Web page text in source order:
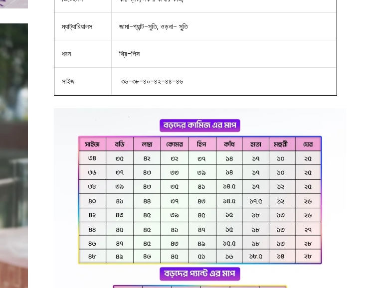
ম্যাট্যারিয়ালস জামা-প্যান্ট-সুতি, ওড়না- সুুতি
ধরন থ্রি-পিস
সাইজ ৩৬-৩৮-৪০-৪২-৪৪-৪৬